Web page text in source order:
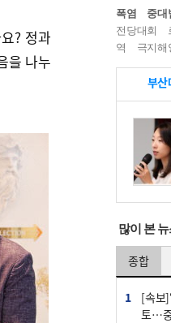
? 정과
을 나누
폭염 중대
전당대회
역
극지해
부
많이 본
종합
1
[속보
토…